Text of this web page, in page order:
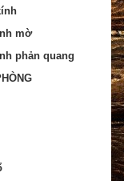
mờ
phản quang